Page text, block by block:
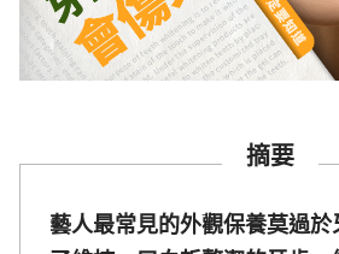
摘要
藝人最常見的外觀保養莫過